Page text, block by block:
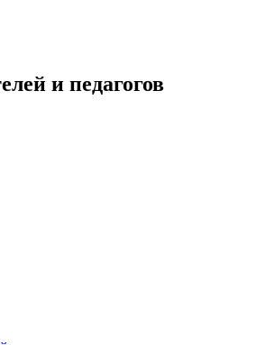
и педагогов